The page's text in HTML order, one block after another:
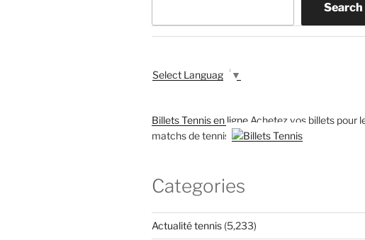
Search
Select Language ▼
Billets Tennis en ligne Achetez vos billets pour
matchs de tennis
Categories
Actualité tennis (5,233)